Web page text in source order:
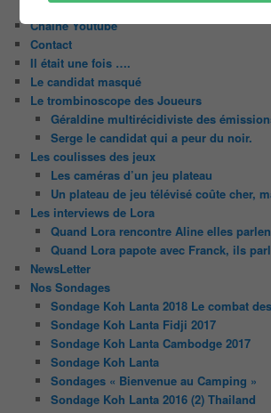
Tout le monde veut prendre sa place
Chaine Youtube
Contact
Il était une fois ….
Le candidat masqué
Le trombinoscope des Joueurs
Géraldine multirécidiviste des
Serge le candidat qui a peur du noir.
Les coulisses des jeux
Les caméras d’un jeu plateau
Un plateau de jeu télévisé coûte cher,
Les interviews de Lora
Quand Lora rencontre Aline elles
Quand Lora papote avec Franck, ils
NewsLetter
Nos Sondages
Sondage Koh Lanta 2018 Le combat
Sondage Koh Lanta Fidji 2017
Sondage Koh Lanta Cambodge 2017
Sondage Koh Lanta
Sondages « Bienvenue au Camping »
Sondage Koh Lanta 2016 (2) Thailand